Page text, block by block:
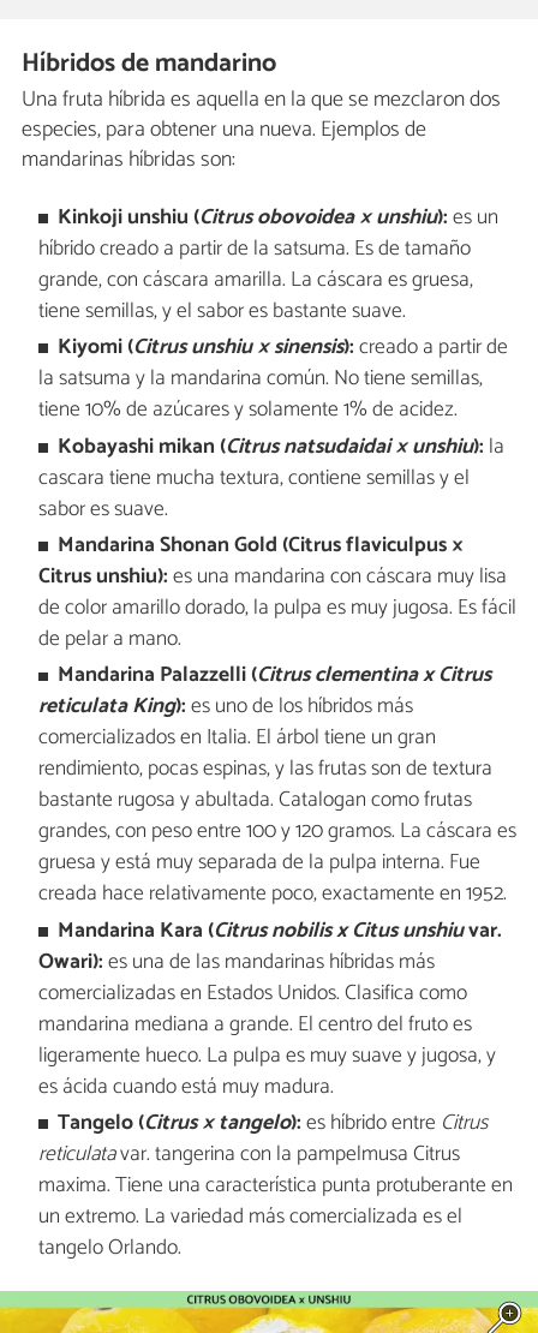
Híbridos de mandarino
Una fruta híbrida es aquella en la que se mezclaron dos
especies, para obtener una nueva. Ejemplos de
mandarinas híbridas son:
Kinkoji unshiu (Citrus obovoidea × unshiu):es un
híbrido creado a partir de la satsuma. Es de tamaño
grande, con cáscara amarilla. La cáscara es gruesa,
tiene semillas, y el sabor es bastante suave.
Kiyomi (Citrus unshiu × sinensis):creado a partir de
la satsuma y la mandarina común. No tiene semillas,
tiene 10% de azúcares y solamente 1% de acidez.
Kobayashi mikan (Citrus natsudaidai × unshiu): la
cascara tiene mucha textura, contiene semillas y el
sabor es suave.
Mandarina Shonan Gold (Citrus flaviculpus ×
Citrus unshiu):es una mandarina con cáscara muy lisa
de color amarillo dorado, la pulpa es muy jugosa. Es fácil
de pelar a mano.
Mandarina Palazzelli (Citrus clementina x Citrus
reticulata King):es uno de los híbridos más
comercializados en Italia. El árbol tiene un gran
rendimiento, pocas espinas, y las frutas son de textura
bastante rugosa y abultada. Catalogan como frutas
grandes, con peso entre 100 y 120 gramos. La cáscara es
gruesa y está muy separada de la pulpa interna. Fue
creada hace relativamente poco, exactamente en 1952.
Mandarina Kara (Citrus nobilis x Citus unshiuvar.
Owari):es una de las mandarinas híbridas más
comercializadas en Estados Unidos. Clasifica como
mandarina mediana a grande. El centro del fruto es
ligeramente hueco. La pulpa es muy suave y jugosa, y
es ácida cuando está muy madura.
Tangelo (Citrus × tangelo):es híbrido entre Citrus
reticulatavar. tangerina con la pampelmusa Citrus
maxima. Tiene una característica punta protuberante en
un extremo. La variedad más comercializada es el
tangelo Orlando.